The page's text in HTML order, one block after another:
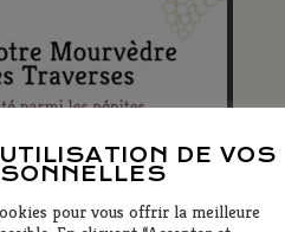
DE VOS
pour vous offrir la meilleure